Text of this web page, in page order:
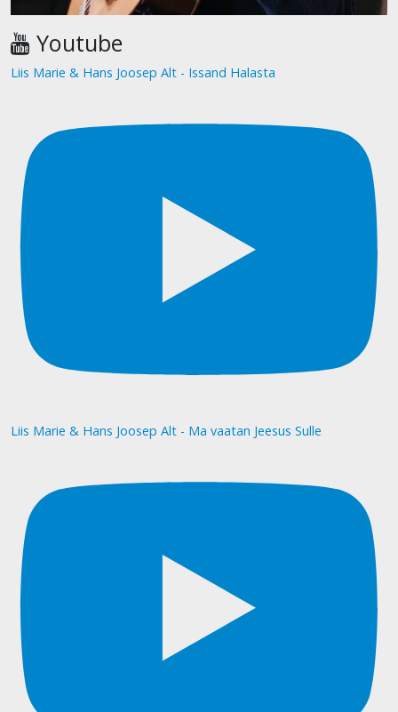
Youtube
Liis Marie & Hans Joosep Alt - Issand Halasta
Liis Marie & Hans Joosep Alt - Ma vaatan Jeesus Sulle